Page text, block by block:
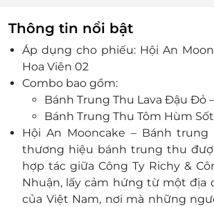
Thông tin nổi bật
Áp dụng cho phiếu: Hội An
Hoa Viên 02
Combo bao gồm:
Bánh Trung Thu Lava Đậu Đỏ
Bánh Trung Thu Tôm Hùm
Hội An Mooncake – Bánh
thương hiệu bánh trung thu
hợp tác giữa Công Ty Richy &
Nhuận, lấy cảm hứng từ một địa
của Việt Nam, nơi mà những